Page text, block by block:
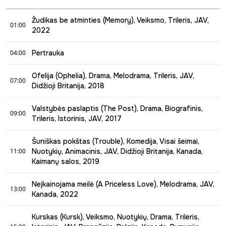
amerikiečių CŽV agentų grupės, nes grėsmė irgi neeilinė.
01:00
Žudikas be atminties (Memory), Veiksmo, Trileris, JAV,
2022
atsisakė darbo pavojingoje nusikalstamoje organizacijoje.
Šis filmas yra 2003 m. belgų filmo "Žudiko atmintis"
perdirbinys.
04:00 Pertrauka
07:00
Ofelija (Ophelia), Drama, Melodrama, Trileris, JAV,
Didžioji Britanija, 2018
Filme Ofelija iš naujo perpasakojamas Hamletas iš Ofelijos
09:00
Valstybės paslaptis (The Post), Drama, Biografinis,
Trileris, Istorinis, JAV, 2017
Laikraščio "The Washington Post" žurnalistai gauna ypač
slaptus dokumentus, įrodančius net keturių JAV
prezidentų veidmainiavimą Vietnamo klausimu.
Tuometinė laikraščio leidėja Katarina Greham ir vyriausias
redaktorius Benas Bradlis susiduria su milžinišku
vyriausybės atstovų spaudimu, šantažu ir grasinimais,
siekiant sustabdyti kontroversiškas publikacijas.
11:00
Šuniškas pokštas (Trouble), Komedija, Visai šeimai,
Nuotykių, Animacinis, JAV, Didžioji Britanija, Kanada,
Kaimanų salos, 2019
Dubliuotas lietuviškai.
13:00
Neįkainojama meilė (A Priceless Love), Melodrama, JAV,
Kanada, 2022
Kurskas (Kursk), Veiksmo, Nuotykių, Drama, Trileris,